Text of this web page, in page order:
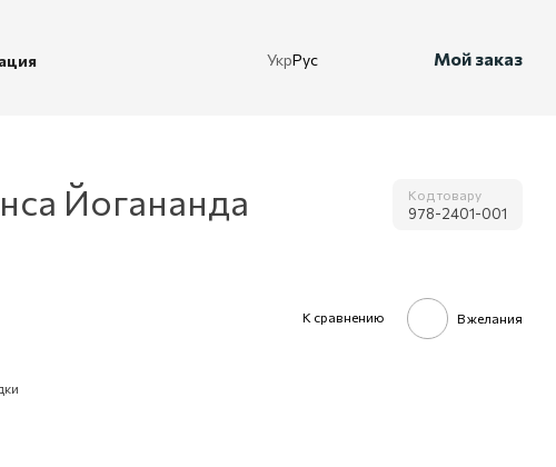
УкрРус Мой заказ
Йогананда Код товару
978-2401-001
К сравнению В желания